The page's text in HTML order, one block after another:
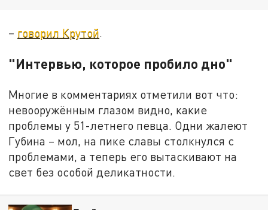
– говорил Крутой.
"Интервью, которое пробило дно"
Многие в комментариях отметили вот что:
невооружённым глазом видно, какие
проблемы у 51-летнего певца. Одни жалеют
Губина – мол, на пике славы столкнулся с
проблемами, а теперь его вытаскивают на
свет без особой деликатности.